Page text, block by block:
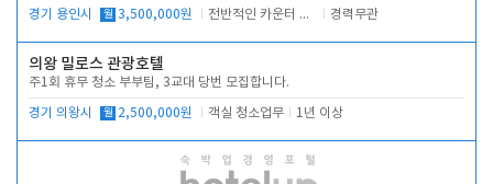
경기 용인시 월 3,500,000원 전반적인 카운터 업무 경력무관
의왕 밀로스 관광호텔
주1회 휴무 청소 부부팀, 3교대 당번 모집합니다.
경기 의왕시 월 2,500,000원 객실 청소업무 1년 이상